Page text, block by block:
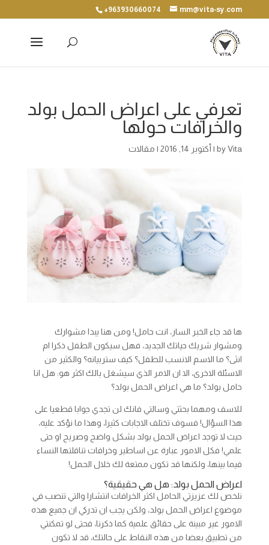
+963930660074 mm@vita-sy.com
تعرفي على اعراض الحمل بولد
والخرافات حولها
byVita
| أكتوبر 14, 2016 | مقالات
ها قد جاء الخبر السار، انت حامل! ومن هنا يبدا مشوارك
ومشوار شريك حياتك الجديد، فهل سيكون الطفل ذكرا ام
انثى؟ ما الاسم الانسب للطفل؟ كيف ستربيانه؟ والكثير من
الاسئلة الاخرى، الا ان الامر الذي سيشغل بالك اكثر هو: هل انا
حامل بولد؟ ما هي اعراض الحمل بولد؟
للاسف ومهما بحثتي وسالتي فانك لن تجدي جوابا قطعيا على
هذا السؤال! فسوف تختلف الاجابات كثيرا، وهذا ما نؤكد عليه،
حيث لا توجد اعراض الحمل بولد بشكل واضح وصريح او حتى
علمي! فكل الامور عبارة عن اساطير وخرافات تناقلتها النساء
فيما بينها، ولكنها قد تكون ممتعة لك خلال الحمل!
اعراض الحمل بولد: هل هي حقيقية؟
نلخص لك عزيزتي الحامل اكثر الخرافات انتشارا والتي تنصب في
موضوع اعراض الحمل بولد، ولكن يجب ان تدركي ان جميع هذه
الامور غير مبينة على حقائق علمية كما ذكرنا، فحتى لو تمكنتي
من تطبيق بعضا من هذه النقاط على حالتك، قد لا تكون